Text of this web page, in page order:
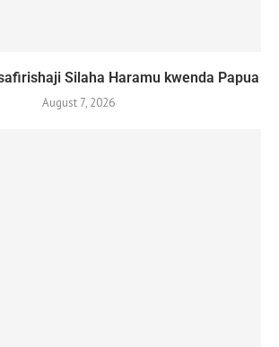
Silaha Haramu kwenda Papua
August 7, 2026